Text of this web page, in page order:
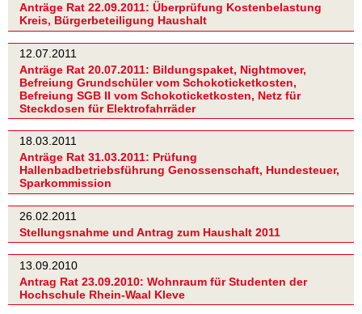
Anträge Rat 22.09.2011: Überprüfung Kostenbelastung
Kreis, Bürgerbeteiligung Haushalt
12.07.2011
Anträge Rat 20.07.2011: Bildungspaket, Nightmover,
Befreiung Grundschüler vom Schokoticketkosten,
Befreiung SGB II vom Schokoticketkosten, Netz für
Steckdosen für Elektrofahrräder
18.03.2011
Anträge Rat 31.03.2011: Prüfung
Hallenbadbetriebsführung Genossenschaft, Hundesteuer,
Sparkommission
26.02.2011
Stellungsnahme und Antrag zum Haushalt 2011
13.09.2010
Antrag Rat 23.09.2010: Wohnraum für Studenten der
Hochschule Rhein-Waal Kleve